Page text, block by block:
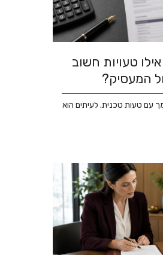
טעויות חשוב
המעסיק?
עם טעות טכנית. לעיתים הוא